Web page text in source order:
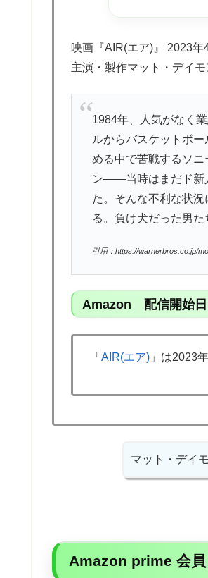
映画『AIR(エア)』 2023
主演・製作マット・デイ
1984年、人気がなく
ルからバスケットボ
める中で苦戦するソ
ン――当時はまだド新
た。そんな不利な状
る。負け犬だった男
引用：https://warnerbros.co.jp/
Amazon 配信開始日
「 AIR(エア) 」は2023
マット・デイ
Amazon prime 会員